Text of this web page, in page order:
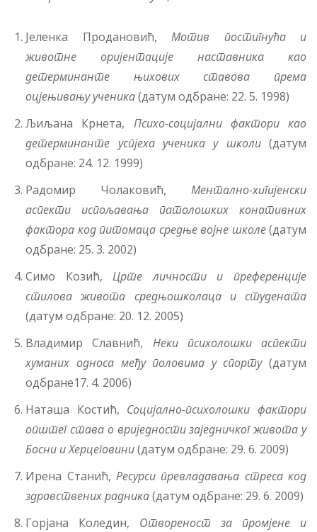
Јеленка Продановић,Мотив постигнућа и
животне оријентације наставника као
детерминанте њихових ставова према
оцјењивању ученика(датум одбране: 22. 5. 1998)
Љиљана Крнета, Психо-социјални фактори као
детерминанте успјеха ученика у школи(датум
одбране: 24. 12. 1999)
Радомир Чолаковић, Ментално-хигијенски
аспекти испољавања патолошких конативних
фактора код питомаца средње војне школе(датум
одбране: 25. 3. 2002)
Симо Козић,Црте личности и преференције
стилова живота средњошколаца и студената
(датум одбране: 20. 12. 2005)
Владимир Славнић, Неки психолошки аспекти
хуманих односа међу половима у спорту(датум
одбране17. 4. 2006)
Наташа Костић, Социјално-психолошки фактори
општег става о вриједности заједничког живота у
Босни и Херцеговини(датум одбране: 29. 6. 2009)
Ирена Станић, Ресурси превладавања стреса код
здравствених радника(датум одбране: 29. 6. 2009)
Горјана Коледин, Отвореност за промјене и